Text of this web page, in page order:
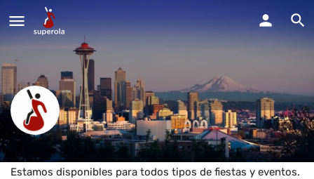
Dj Samuel Alvarado In The Mix
Estamos disponibles para todos tipos de fiestas y eventos.